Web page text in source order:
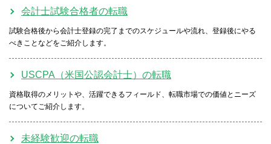
会計士試験合格者の転職
試験合格後から会計士登録の完了までのスケジュールや流れ、登録後にやる
べきことなどをご紹介します。
USCPA（米国公認会計士）の転職
資格取得のメリットや、活躍できるフィールド、転職市場での価値とニーズ
についてご紹介します。
未経験歓迎の転職